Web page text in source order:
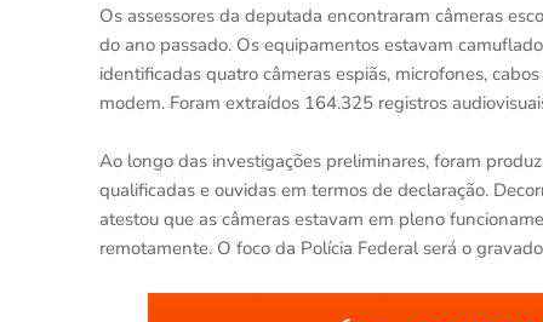
Os assessores da deputada encontraram câmeras
do ano passado. Os equipamentos estavam
identificadas quatro câmeras espiãs, microfones,
modem. Foram extraídos 164.325 registros
Ao longo das investigações preliminares, foram
qualificadas e ouvidas em termos de declaração.
atestou que as câmeras estavam em pleno
remotamente. O foco da Polícia Federal será o